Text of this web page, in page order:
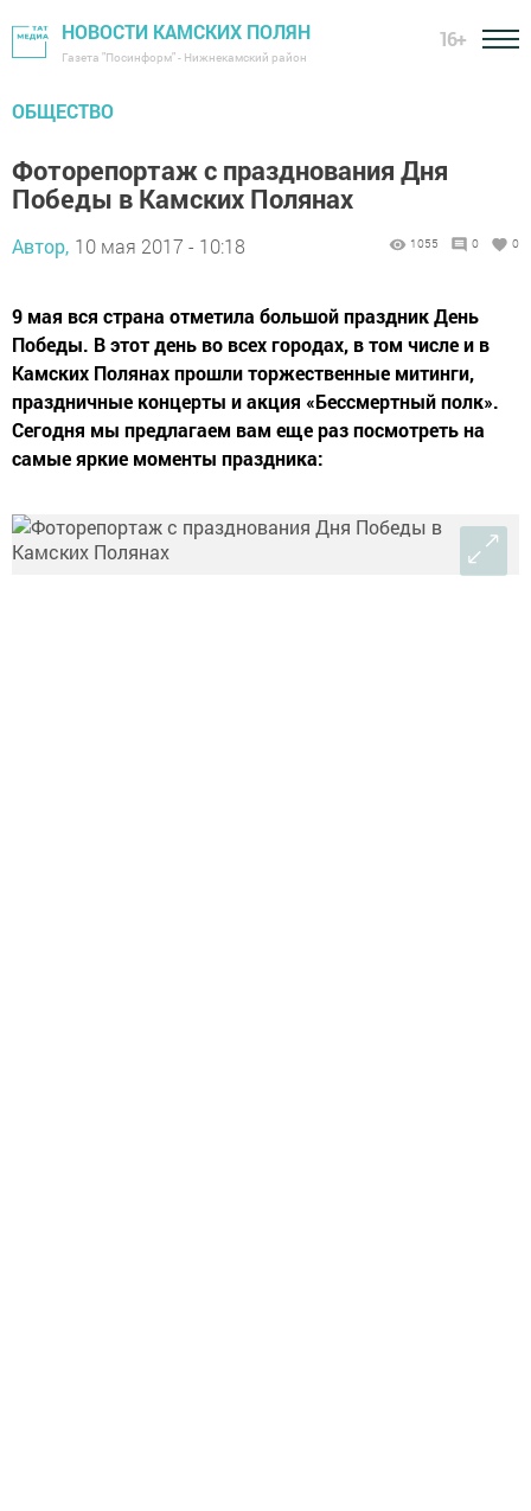
НОВОСТИ КАМСКИХ ПОЛЯН
Газета "Посинформ" - Нижнекамский район
16+
ОБЩЕСТВО
Фоторепортаж с празднования Дня
Победы в Камских Полянах
Автор, 10 мая 2017 - 10:18 1055 0 0
9 мая вся страна отметила большой праздник День
Победы. В этот день во всех городах, в том числе и в
Камских Полянах прошли торжественные митинги,
праздничные концерты и акция «Бессмертный полк».
Сегодня мы предлагаем вам еще раз посмотреть на
самые яркие моменты праздника: